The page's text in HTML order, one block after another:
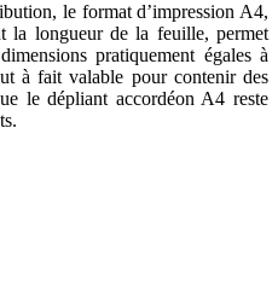
le format d’impression A4,
la longueur de la feuille, permet
pratiquement égales à
à fait valable pour contenir des
le dépliant accordéon A4 reste